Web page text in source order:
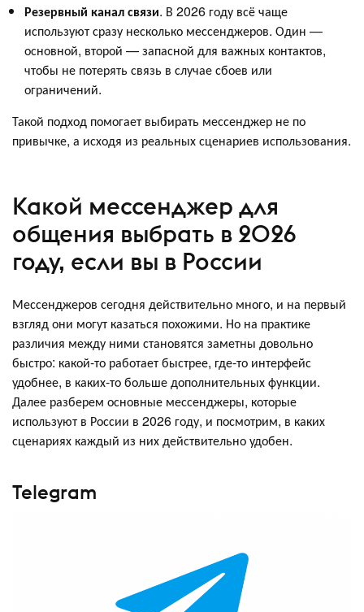
Резервный канал связи. В 2026 году всё чаще
используют сразу несколько мессенджеров. Один —
основной, второй — запасной для важных контактов,
чтобы не потерять связь в случае сбоев или
ограничений.
Такой подход помогает выбирать мессенджер не по
привычке, а исходя из реальных сценариев использования.
Какой мессенджер для
общения выбрать в 2026
году, если вы в России
Мессенджеров сегодня действительно много, и на первый
взгляд они могут казаться похожими. Но на практике
различия между ними становятся заметны довольно
быстро: какой-то работает быстрее, где-то интерфейс
удобнее, в каких-то больше дополнительных функции.
Далее разберем основные мессенджеры, которые
используют в России в 2026 году, и посмотрим, в каких
сценариях каждый из них действительно удобен.
Telegram